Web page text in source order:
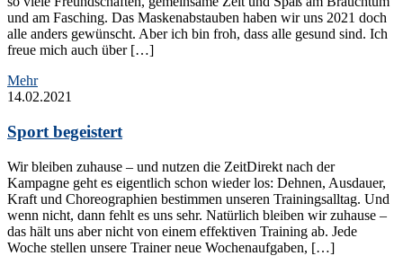
und am Fasching. Das Maskenabstauben haben wir uns 2021 doch
alle anders gewünscht. Aber ich bin froh, dass alle gesund sind. Ich
freue mich auch über […]
Mehr
14.02.2021
Sport begeistert
Wir bleiben zuhause – und nutzen die ZeitDirekt nach der
Kampagne geht es eigentlich schon wieder los: Dehnen, Ausdauer,
Kraft und Choreographien bestimmen unseren Trainingsalltag. Und
wenn nicht, dann fehlt es uns sehr. Natürlich bleiben wir zuhause –
das hält uns aber nicht von einem effektiven Training ab. Jede
Woche stellen unsere Trainer neue Wochenaufgaben, […]